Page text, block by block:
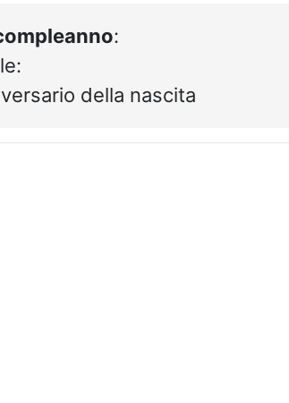
:
della nascita